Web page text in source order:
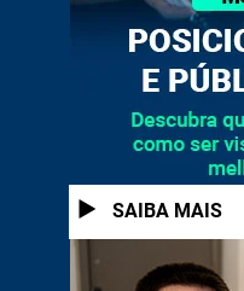
1
SAIBA MAIS